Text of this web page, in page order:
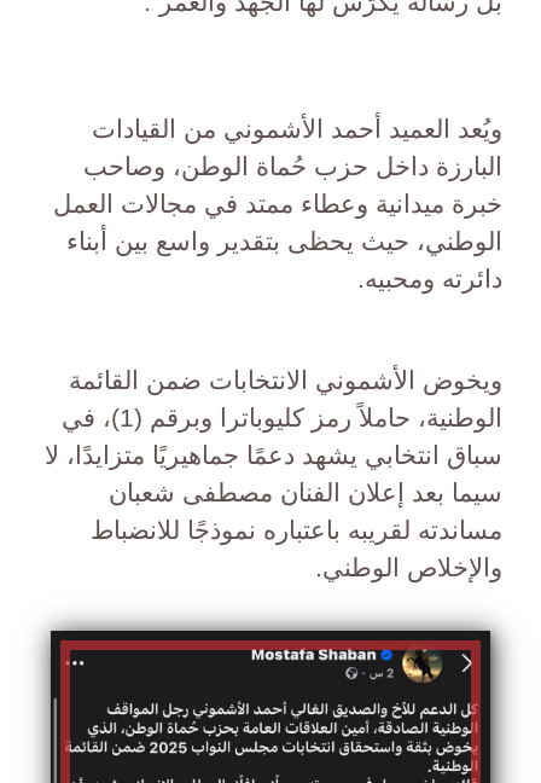
ويُعد العميد أحمد الأشموني من القيادات
البارزة داخل حزب حُماة الوطن، وصاحب
خبرة ميدانية وعطاء ممتد في مجالات العمل
الوطني، حيث يحظى بتقدير واسع بين أبناء
دائرته ومحبيه.
ويخوض الأشموني الانتخابات ضمن القائمة
الوطنية، حاملاً رمز كليوباترا وبرقم (1)، في
سباق انتخابي يشهد دعمًا جماهيريًا متزايدًا، لا
سيما بعد إعلان الفنان مصطفى شعبان
مساندته لقريبه باعتباره نموذجًا للانضباط
والإخلاص الوطني.